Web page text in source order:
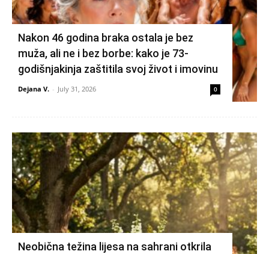
Nakon 46 godina braka ostala je bez
muža, ali ne i bez borbe: kako je 73-
godišnjakinja zaštitila svoj život i imovinu
Dejana V. - July 31, 2026 0
Neobična težina lijesa na sahrani otkrila